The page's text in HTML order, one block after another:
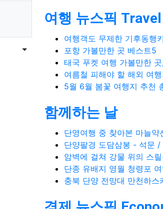
목록게시물 옵션
여행 뉴스픽
포항 가볼만한 곳 베스트5
태국 푸켓 여행 가볼만한
여름철 피해야 할 해외 여행
함께하는 날
단영여행 중 찾아본 마늘약